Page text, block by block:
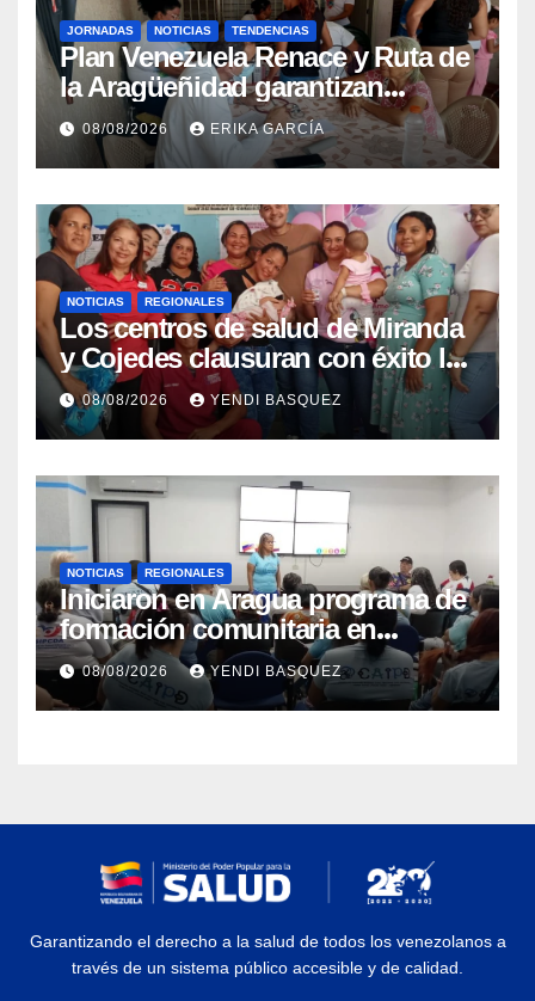
JORNADAS NOTICIAS TENDENCIAS
Plan Venezuela Renace y Ruta de
la Aragüeñidad garantizan
atención médica integral en
Aragua
08/08/2026 ERIKA GARCÍA
NOTICIAS REGIONALES
Los centros de salud de Miranda
y Cojedes clausuran con éxito la
Semana Mundial de la Lactancia
Materna
08/08/2026 YENDI BASQUEZ
NOTICIAS REGIONALES
Iniciaron en Aragua programa de
formación comunitaria en
atención a personas con
discapacidad
08/08/2026 YENDI BASQUEZ
Garantizando el derecho a la salud de todos los venezolanos a
través de un sistema público accesible y de calidad.